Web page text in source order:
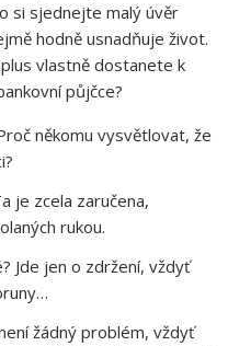
si sjednejte malý úvěr
hodně usnadňuje život.
vlastně dostanete k
půjčce?
někomu vysvětlovat, že
je zcela zaručena,
rukou.
Jde jen o zdržení, vždyť
žádný problém, vždyť